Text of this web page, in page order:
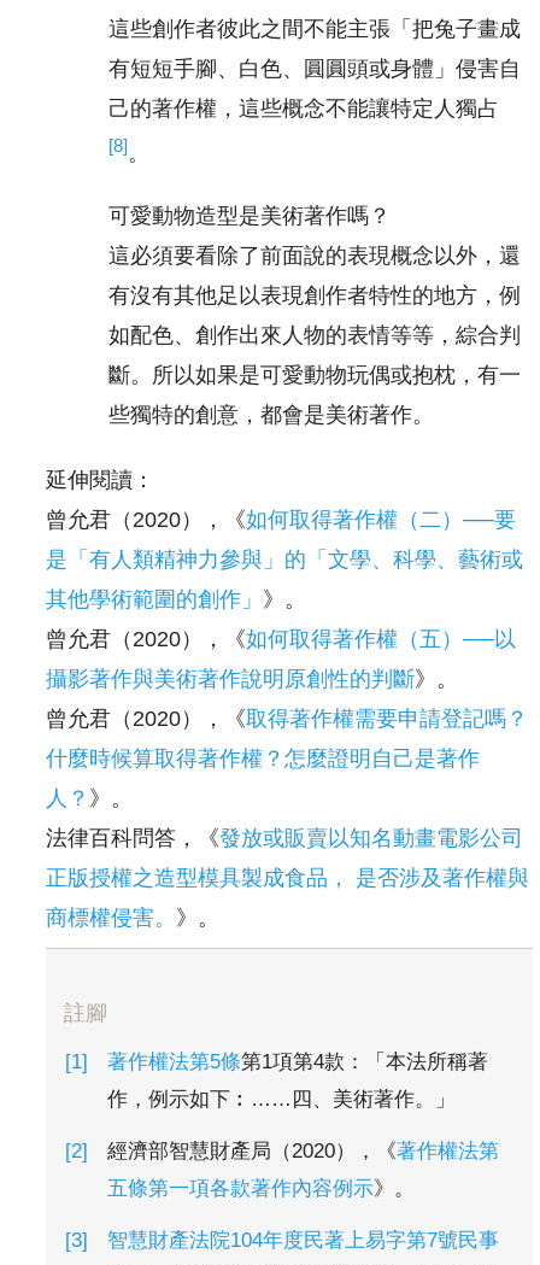
這些創作者彼此之間不能主張「把兔子畫成
有短短手腳、白色、圓圓頭或身體」侵害自
己的著作權，這些概念不能讓特定人獨占
[8]。
可愛動物造型是美術著作嗎？
這必須要看除了前面說的表現概念以外，還
有沒有其他足以表現創作者特性的地方，例
如配色、創作出來人物的表情等等，綜合判
斷。所以如果是可愛動物玩偶或抱枕，有一
些獨特的創意，都會是美術著作。
延伸閱讀：
曾允君（2020），《如何取得著作權（二）──要
是「有人類精神力參與」的「文學、科學、藝術或
其他學術範圍的創作」 》。
曾允君（2020），《如何取得著作權（五）──以
攝影著作與美術著作說明原創性的判斷》。
曾允君（2020），《取得著作權需要申請登記嗎？
什麼時候算取得著作權？怎麼證明自己是著作
人？ 》。
法律百科問答，《發放或販賣以知名動畫電影公司
正版授權之造型模具製成食品， 是否涉及著作權與
商標權侵害。 》。
註腳
著作權法第5條第1項第4款：「本法所稱著
作，例示如下︰……四、美術著作。」
經濟部智慧財產局（2020），《著作權法第
五條第一項各款著作內容例示》。
智慧財產法院104年度民著上易字第7號民事